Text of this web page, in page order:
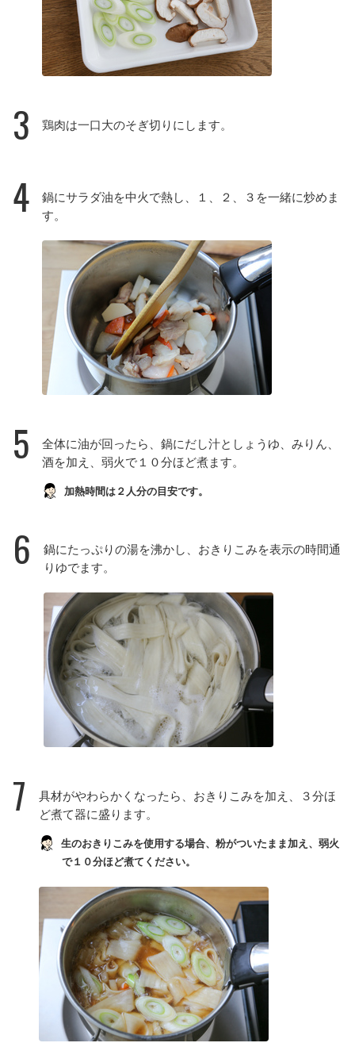
3 鶏肉は一口大のそぎ切りにします。
4
鍋にサラダ油を中火で熱し、１、２、３を一緒に炒めま
す。
5
全体に油が回ったら、鍋にだし汁としょうゆ、みりん、
酒を加え、弱火で１０分ほど煮ます。
加熱時間は２人分の目安です。
6
鍋にたっぷりの湯を沸かし、おきりこみを表示の時間通
りゆでます。
7
具材がやわらかくなったら、おきりこみを加え、３分ほ
ど煮て器に盛ります。
生のおきりこみを使用する場合、粉がついたまま加え、弱火
で１０分ほど煮てください。